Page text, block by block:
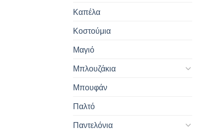
Καπέλα
Κοστούμια
Μαγιό
Μπλουζάκια
Μπουφάν
Παλτό
Παντελόνια